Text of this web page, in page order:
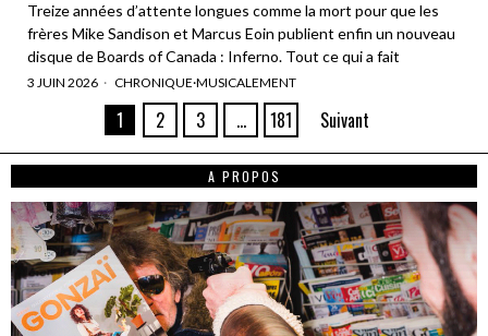
Treize années d’attente longues comme la mort pour que les
frères Mike Sandison et Marcus Eoin publient enfin un nouveau
disque de Boards of Canada : Inferno. Tout ce qui a fait
3 JUIN 2026 CHRONIQUE·MUSICALEMENT
1 2 3 … 181 Suivant
A PROPOS